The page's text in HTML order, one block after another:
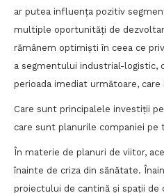
ar putea influența pozitiv
multiple oportunități de
rămânem optimiști în ceea ce
a segmentului industrial-logistic,
perioada imediat următoare, care
Care sunt principalele investiții
care sunt planurile companiei pe
În materie de planuri de viitor,
înainte de criza din sănătate.
proiectului de cantină și spații de